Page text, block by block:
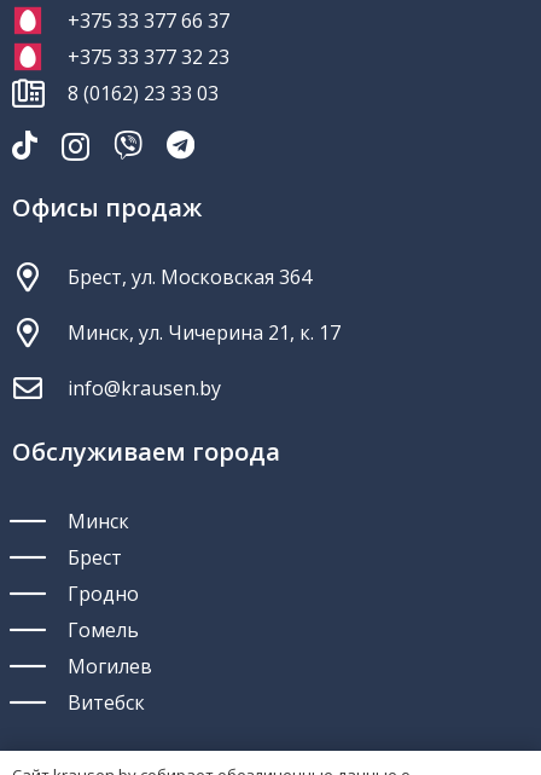
+375 33 377 66 37
+375 33 377 32 23
8 (0162) 23 33 03
Офисы продаж
Брест, ул. Московская 364
Минск, ул. Чичерина 21, к. 17
info@krausen.by
Обслуживаем города
Минск
Брест
Гродно
Гомель
Могилев
Витебск